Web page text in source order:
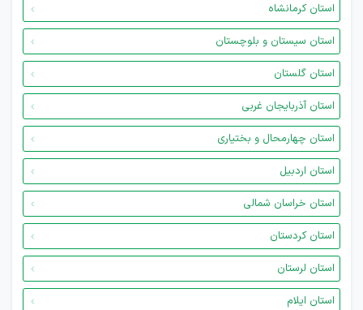
استان کرمانشاه
استان سیستان و بلوچستان
استان گلستان
استان آذربایجان غربی
استان چهارمحال و بختیاری
استان اردبیل
استان خراسان شمالی
استان کردستان
استان لرستان
استان ایلام